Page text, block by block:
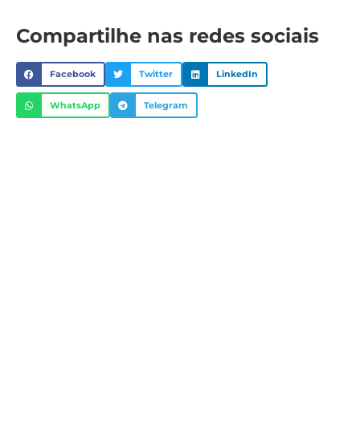
Compartilhe nas redes sociais
Facebook Twitter LinkedIn
WhatsApp Telegram